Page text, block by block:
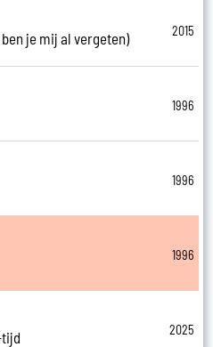
je mij al vergeten)
2015
1996
1996
1996
2025